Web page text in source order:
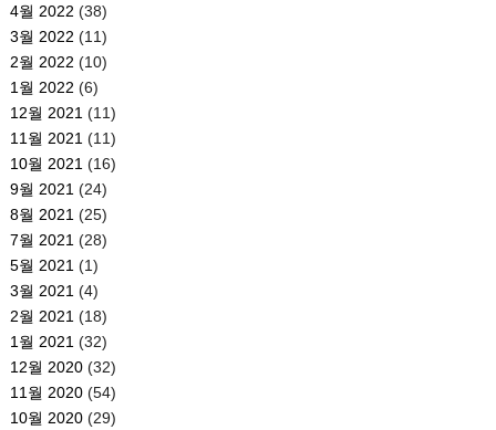
4월 2022 (38)
3월 2022 (11)
2월 2022 (10)
1월 2022 (6)
12월 2021 (11)
11월 2021 (11)
10월 2021 (16)
9월 2021 (24)
8월 2021 (25)
7월 2021 (28)
5월 2021 (1)
3월 2021 (4)
2월 2021 (18)
1월 2021 (32)
12월 2020(32)
11월 2020(54)
10월 2020(29)